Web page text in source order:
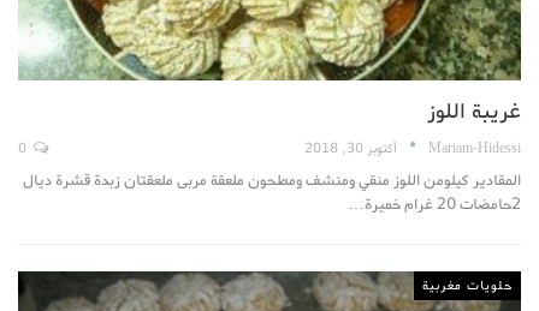
غريبة اللوز
Mariam-Hidessi أكتوبر 30, 2018
المقادير كيلومن اللوز منقي ومنشف ومطحون ملعقة مربى ملعقتان زبدة قشرة ديال
2حامضات 20 غرام خميرة…
حلويات مغربية